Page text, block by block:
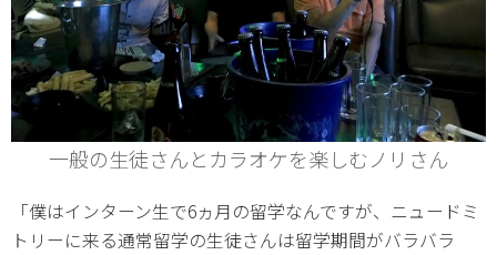
一般の生徒さんとカラオケを楽しむノリさん
「僕はインターン生で6ヵ月の留学なんですが、ニュードミ
トリーに来る通常留学の生徒さんは留学期間がバラバラ